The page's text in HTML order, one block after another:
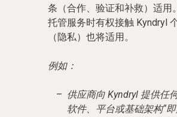
条（合作、验证和补救）适用
托管服务时有权接触 Kyndryl
（隐私）也将适用。
例如：
供应商向 Kyndryl 提供任
软件、平台或基础架构“即